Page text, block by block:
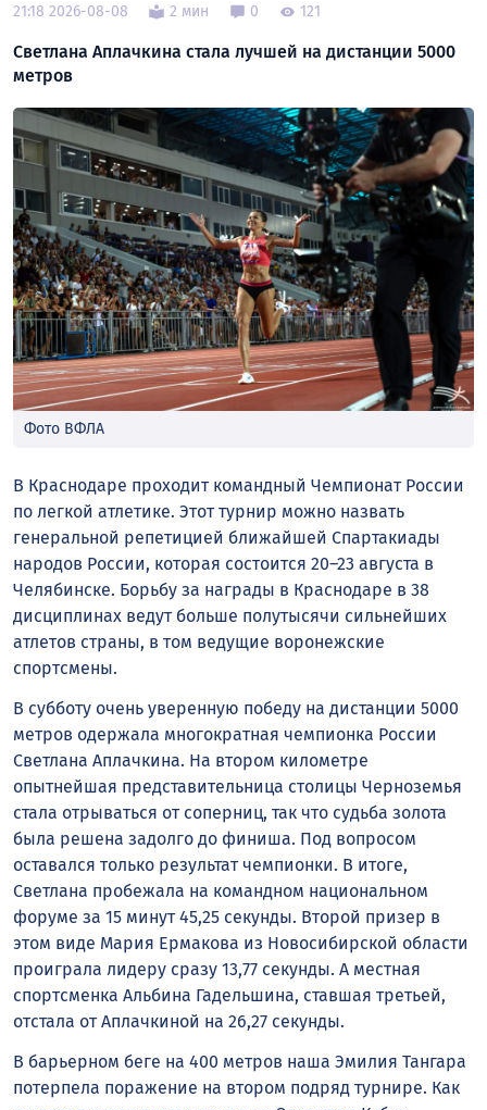
21:18 2026-08-08 2 мин 0 121
Светлана Аплачкина стала лучшей на дистанции 5000
метров
Фото ВФЛА
В Краснодаре проходит командный Чемпионат России
по легкой атлетике. Этот турнир можно назвать
генеральной репетицией ближайшей Спартакиады
народов России, которая состоится 20–23 августа в
Челябинске. Борьбу за награды в Краснодаре в 38
дисциплинах ведут больше полутысячи сильнейших
атлетов страны, в том ведущие воронежские
спортсмены.
В субботу очень уверенную победу на дистанции 5000
метров одержала многократная чемпионка России
Светлана Аплачкина. На втором километре
опытнейшая представительница столицы Черноземья
стала отрываться от соперниц, так что судьба золота
была решена задолго до финиша. Под вопросом
оставался только результат чемпионки. В итоге,
Светлана пробежала на командном национальном
форуме за 15 минут 45,25 секунды. Второй призер в
этом виде Мария Ермакова из Новосибирской области
проиграла лидеру сразу 13,77 секунды. А местная
спортсменка Альбина Гадельшина, ставшая третьей,
отстала от Аплачкиной на 26,27 секунды.
В барьерном беге на 400 метров наша Эмилия Тангара
потерпела поражение на втором подряд турнире. Как